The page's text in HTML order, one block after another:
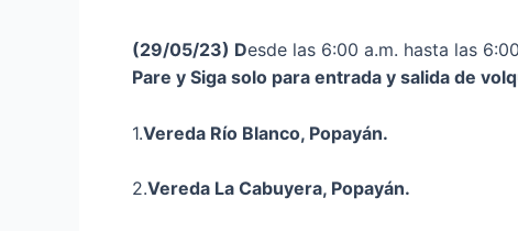
(29/05/23) Desde las 6:00 a.m. hasta las
Pare y Siga solo para entrada y salida de
1.Vereda Río Blanco, Popayán.
2.Vereda La Cabuyera, Popayán.